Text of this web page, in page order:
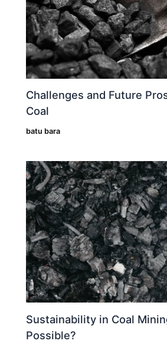
Challenges and Future
Coal
batu bara
Sustainability in Coal
Possible?